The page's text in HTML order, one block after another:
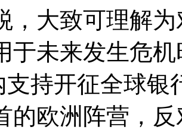
，大致可理解
于未来发生危
支持开征全球
的欧洲阵营，